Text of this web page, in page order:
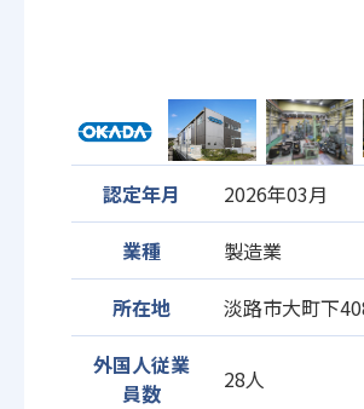
認定年月
2026年03月
業種
製造業
所在地
淡路市大町下
外国人従業
員数
28人